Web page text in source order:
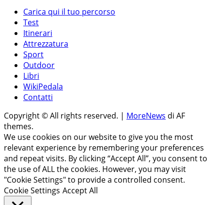
Carica qui il tuo percorso
Test
Itinerari
Attrezzatura
Sport
Outdoor
Libri
WikiPedala
Contatti
Copyright © All rights reserved. | MoreNews di AF
themes.
We use cookies on our website to give you the most
relevant experience by remembering your preferences
and repeat visits. By clicking “Accept All”, you consent to
the use of ALL the cookies. However, you may visit
"Cookie Settings" to provide a controlled consent.
Cookie Settings Accept All